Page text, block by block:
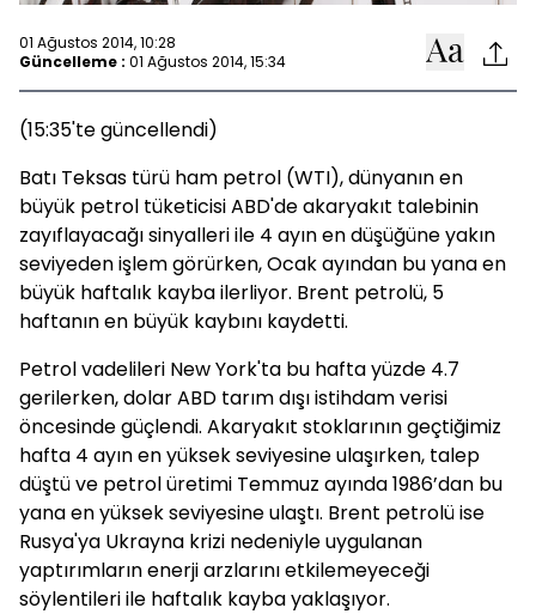
01 Ağustos 2014, 10:28
Güncelleme : 01 Ağustos 2014, 15:34
(15:35'te güncellendi)
Batı Teksas türü ham petrol (WTI), dünyanın en
büyük petrol tüketicisi ABD'de akaryakıt talebinin
zayıflayacağı sinyalleri ile 4 ayın en düşüğüne yakın
seviyeden işlem görürken, Ocak ayından bu yana en
büyük haftalık kayba ilerliyor. Brent petrolü, 5
haftanın en büyük kaybını kaydetti.
Petrol vadelileri New York'ta bu hafta yüzde 4.7
gerilerken, dolar ABD tarım dışı istihdam verisi
öncesinde güçlendi. Akaryakıt stoklarının geçtiğimiz
hafta 4 ayın en yüksek seviyesine ulaşırken, talep
düştü ve petrol üretimi Temmuz ayında 1986’dan bu
yana en yüksek seviyesine ulaştı. Brent petrolü ise
Rusya'ya Ukrayna krizi nedeniyle uygulanan
yaptırımların enerji arzlarını etkilemeyeceği
söylentileri ile haftalık kayba yaklaşıyor.